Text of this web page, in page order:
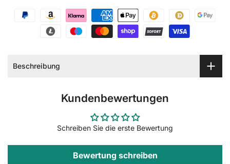
Beschreibung
Kundenbewertungen
Schreiben Sie die erste Bewertung
Bewertung schreiben